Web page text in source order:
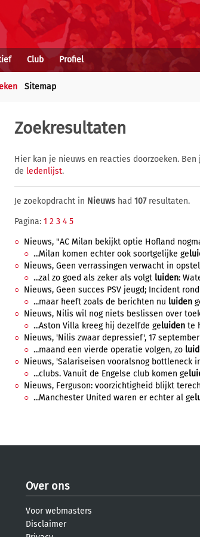
Club Profiel
Sitemap
Zoekresultaten
Hier kan je nieuws en reacties doorzoeken.
de ledenlijst.
Je zoekopdracht in Nieuws had 107resultaten.
Pagina: 1 2 3 4 5
Nieuws, "AC Milan bekijkt optie Hofland
...Milan komen echter ook soortgelijke ge
Nieuws, Geen verrassingen verwacht in
...zal zo goed als zeker als volgt luiden:
Nieuws, Geen succes PSV jeugd; Incident
...maar heeft zoals de berichten nu luiden
Nieuws, Nilis wil nog niets beslissen over
...Aston Villa kreeg hij dezelfde geluiden te
Nieuws, 'Nilis zwaar depressief', 17 september
...maand een vierde operatie volgen, zo
Nieuws, 'Salariseisen vooralsnog bottleneck
...clubs. Vanuit de Engelse club komen ge
Nieuws, Ferguson: voorzichtigheid blijkt
...Manchester United waren er echter al ge
Over ons
Voor webmasters
Disclaimer